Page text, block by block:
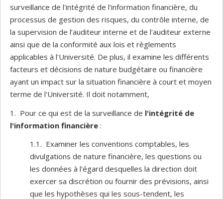
surveillance de l'intégrité de l'information financière, du
processus de gestion des risques, du contrôle interne, de
la supervision de l’auditeur interne et de l'auditeur externe
ainsi que de la conformité aux lois et règlements
applicables à l'Université. De plus, il examine les différents
facteurs et décisions de nature budgétaire ou financière
ayant un impact sur la situation financière à court et moyen
terme de l'Université. Il doit notamment,
1. Pour ce qui est de la surveillance de l'intégrité de
l'information financière :
1.1. Examiner les conventions comptables, les
divulgations de nature financière, les questions ou
les données à l'égard desquelles la direction doit
exercer sa discrétion ou fournir des prévisions, ainsi
que les hypothèses qui les sous-tendent, les